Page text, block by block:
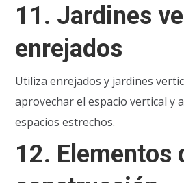
11. Jardines
enrejados
Utiliza enrejados y jardines
aprovechar el espacio vertical y
espacios estrechos.
12. Elementos